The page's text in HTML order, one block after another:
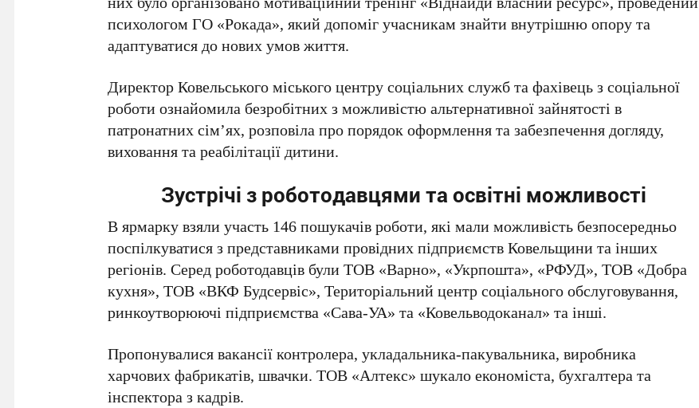
психологом ГО «Рокада», який допоміг учасникам знайти внутрішню опору та
адаптуватися до нових умов життя.
Директор Ковельського міського центру соціальних служб та фахівець з соціальної
роботи ознайомила безробітних з можливістю альтернативної зайнятості в
патронатних сім’ях, розповіла про порядок оформлення та забезпечення догляду,
виховання та реабілітації дитини.
Зустрічі з роботодавцями та освітні можливості
В ярмарку взяли участь 146 пошукачів роботи, які мали можливість безпосередньо
поспілкуватися з представниками провідних підприємств Ковельщини та інших
регіонів. Серед роботодавців були ТОВ «Варно», «Укрпошта», «РФУД», ТОВ «Добра
кухня», ТОВ «ВКФ Будсервіс», Територіальний центр соціального обслуговування,
ринкоутворюючі підприємства «Сава-УА» та «Ковельводоканал» та інші.
Пропонувалися вакансії контролера, укладальника-пакувальника, виробника
харчових фабрикатів, швачки. ТОВ «Алтекс» шукало економіста, бухгалтера та
інспектора з кадрів.